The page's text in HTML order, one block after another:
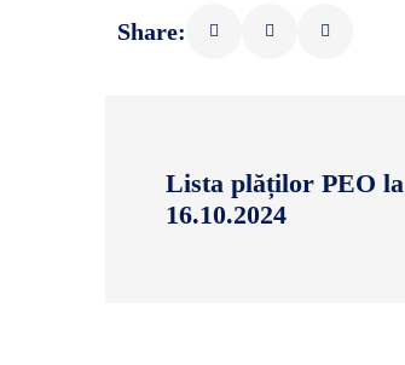
Share:
Lista plăților PEO la
16.10.2024